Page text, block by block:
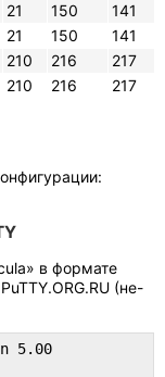
21 150
141
21 150
141
210 216
217
210 216 217
в формате
(не-
5.00